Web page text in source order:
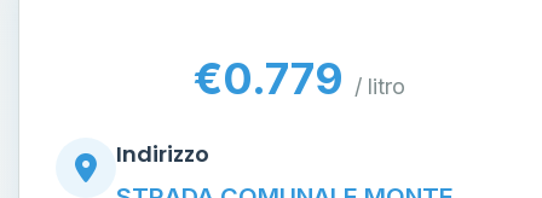
€0.779 / litro
Indirizzo